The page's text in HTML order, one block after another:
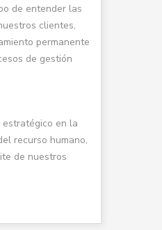
de entender las
clientes,
permanente
de gestión
en la
recurso humano,
de nuestros